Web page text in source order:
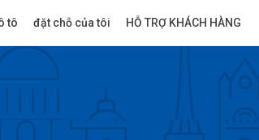
tô đặt chỗ của tôi HỖ TRỢ KHÁCH HÀNG